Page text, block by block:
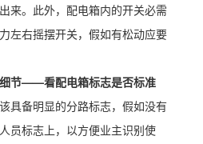
来。此外，配电箱内的开关必需
左右摇摆开关，假如有松动应要
节——看配电箱标志是否标准
具备明显的分路标志，假如没有
员标志上，以方便业主识别使